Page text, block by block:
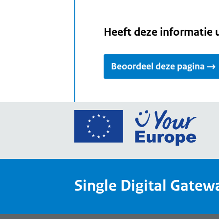
Heeft deze informatie
Beoordeel deze pagina
Ga
Your
een
Single Digital